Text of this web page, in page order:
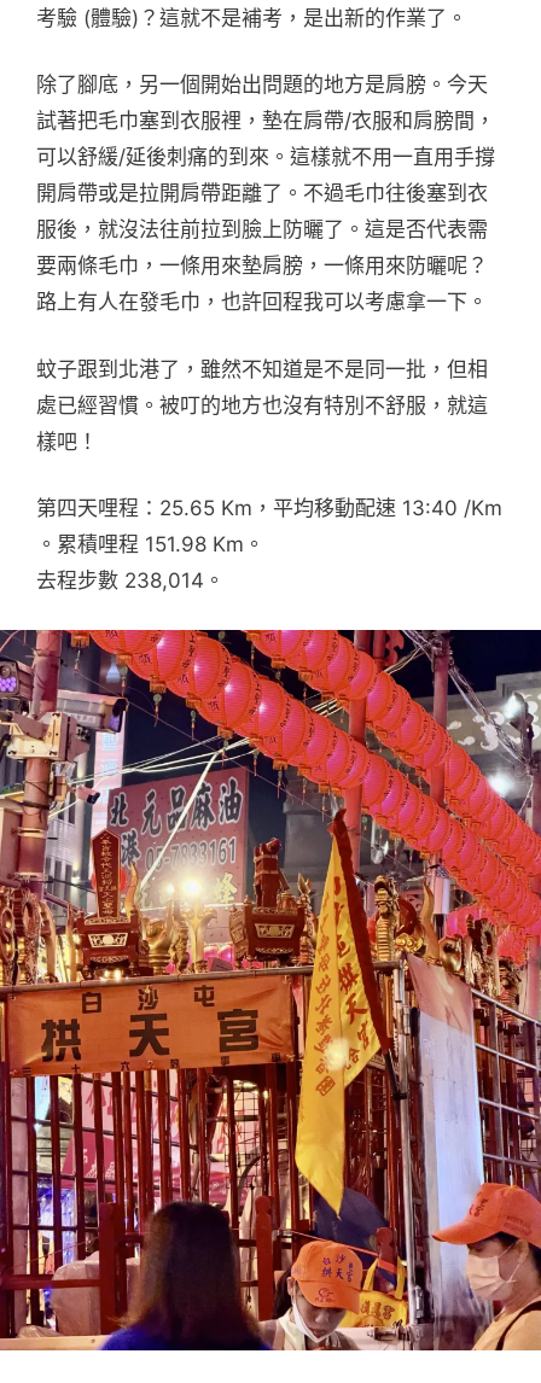
考驗 (體驗)？這就不是補考，是出新的作業了。
除了腳底，另一個開始出問題的地方是肩膀。今天
試著把毛巾塞到衣服裡，墊在肩帶/衣服和肩膀間，
可以舒緩/延後刺痛的到來。這樣就不用一直用手撐
開肩帶或是拉開肩帶距離了。不過毛巾往後塞到衣
服後，就沒法往前拉到臉上防曬了。這是否代表需
要兩條毛巾，一條用來墊肩膀，一條用來防曬呢？
路上有人在發毛巾，也許回程我可以考慮拿一下。
蚊子跟到北港了，雖然不知道是不是同一批，但相
處已經習慣。被叮的地方也沒有特別不舒服，就這
樣吧！
第四天哩程：25.65 Km，平均移動配速 13:40 /Km
。累積哩程 151.98 Km。
去程步數 238,014。